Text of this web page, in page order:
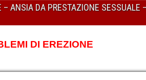
ANSIA DA PRESTAZIONE SESSUALE
DI EREZIONE